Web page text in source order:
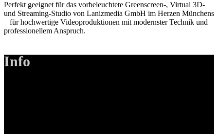
Perfekt geeignet für das vorbeleuchtete Greenscreen-, Virtual 3D-
und Streaming-Studio von Lanizmedia GmbH im Herzen Münchens
– für hochwertige Videoproduktionen mit modernster Technik und
professionellem Anspruch.
Info